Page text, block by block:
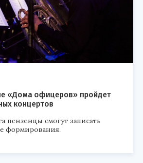
«Дома офицеров» пройдет
концертов
пензенцы смогут записать
формирования.